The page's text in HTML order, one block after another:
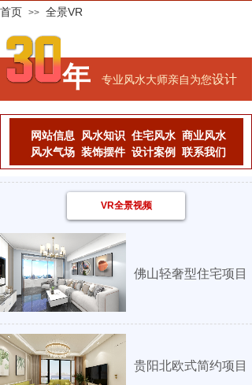
首页 >> 全景VR
年 专业风水大师亲自为您设计
网站信息 风水知识 住宅风水 商业风水
风水气场 装饰摆件 设计案例 联系我们
VR全景视频
佛山轻奢型住宅项目
贵阳北欧式简约项目